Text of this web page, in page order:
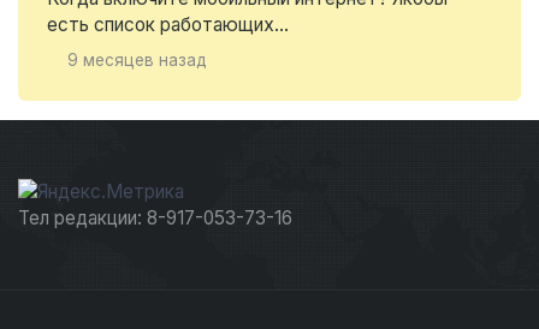
есть список работающих...
9 месяцев назад
Тел редакции: 8-917-053-73-16